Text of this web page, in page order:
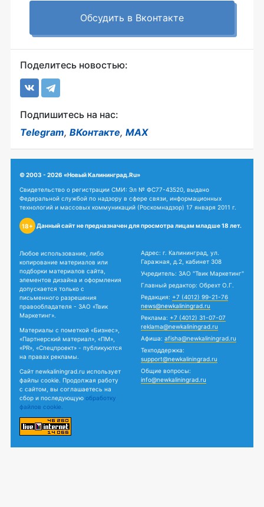
Обсудить в Вконтакте
Поделитесь новостью:
Подпишитесь на нас:
Telegram, ВКонтакте, MAX
© 2003 - 2026 «Новый Калининград.Ru»
Свидетельство о регистрации СМИ: Эл № ФС77-43520, выдано
Федеральной службой по надзору в сфере связи, информационных
технологий и массовых коммуникаций (Роскомнадзор) 17 января 2011 г.
18+ Данный сайт не предназначен для просмотра лицам младше 18 лет.
Любое использование, либо
копирование материалов или
подборки материалов сайта,
элементов дизайна и оформления
допускается только с
письменного разрешения
правообладателя - ЗАО «Твик
Маркетинг».
Материалы с пометкой «Бизнес»,
«Партнерский материал», «ПМ»,
«PR», «Спецпроект» - публикуются
на правах рекламы.
Сайт newkaliningrad.ru использует
файлы cookie. Продолжая работу
с сайтом, вы соглашаетесь на
сбор и последующую обработку
файлов cookie.
Адрес: г. Калининград, ул.
Гаражная, д.2, кабинет 308
Учредитель: ЗАО "Твик Маркетинг"
Главный редактор: Обрехт О.Г.
Редакция: +7 (4012) 99-21-76
news@newkaliningrad.ru
Реклама: +7 (4012) 31-07-07
reklama@newkaliningrad.ru
Афиша: afisha@newkaliningrad.ru
Техподдержка:
support@newkaliningrad.ru
Общие вопросы:
info@newkaliningrad.ru